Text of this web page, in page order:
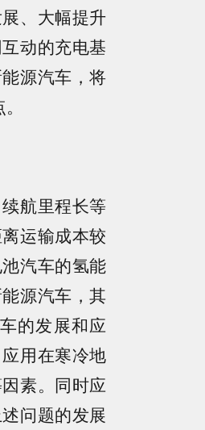
、大幅提升
动的充电基
源汽车，将
航里程长等
运输成本较
汽车的氢能
源汽车，其
的发展和应
用在寒冷地
素。同时应
问题的发展